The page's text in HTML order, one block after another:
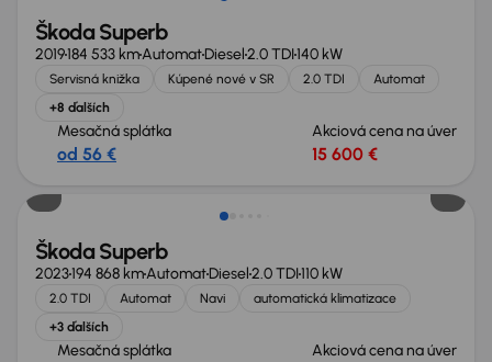
Škoda Superb
2019184 533 kmAutomatDiesel2.0 TDI140 kW
Servisná knižka Kúpené nové v SR 2.0 TDI
Automat
+8 ďalších
Mesačná splátka
od 56 €
Akciová cena na úver
15 600 €
Škoda Superb
2023194 868 kmAutomatDiesel2.0 TDI110 kW
2.0 TDI Automat Navi
automatická klimatizace
+3 ďalších
Mesačná splátka Akciová cena na úver